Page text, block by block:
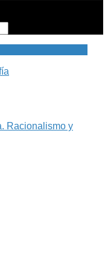
Racionalismo y